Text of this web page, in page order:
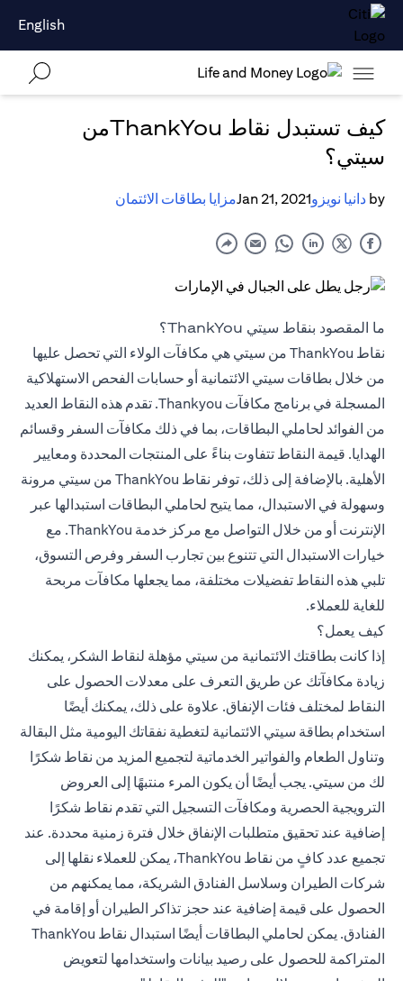
English
كيف تستبدل نقاط ThankYouمن
سيتي؟
by دانيا نويزوJan 21, 2021مزايا بطاقات الائتمان
ما المقصود بنقاط سيتي ThankYou؟
نقاط ThankYou من سيتي هي مكافآت الولاء التي تحصل عليها
من خلال بطاقات سيتي الائتمانية أو حسابات الفحص الاستهلاكية
المسجلة في برنامج مكافآت Thankyou. تقدم هذه النقاط العديد
من الفوائد لحاملي البطاقات، بما في ذلك مكافآت السفر وقسائم
الهدايا. قيمة النقاط تتفاوت بناءً على المنتجات المحددة ومعايير
الأهلية. بالإضافة إلى ذلك، توفر نقاط ThankYou من سيتي مرونة
وسهولة في الاستبدال، مما يتيح لحاملي البطاقات استبدالها عبر
الإنترنت أو من خلال التواصل مع مركز خدمة ThankYou. مع
خيارات الاستبدال التي تتنوع بين تجارب السفر وفرص التسوق،
تلبي هذه النقاط تفضيلات مختلفة، مما يجعلها مكافآت مربحة
للغاية للعملاء.
كيف يعمل؟
إذا كانت بطاقتك الائتمانية من سيتي مؤهلة لنقاط الشكر، يمكنك
زيادة مكافآتك عن طريق التعرف على معدلات الحصول على
النقاط لمختلف فئات الإنفاق. علاوة على ذلك، يمكنك أيضًا
استخدام بطاقة سيتي الائتمانية لتغطية نفقاتك اليومية مثل البقالة
وتناول الطعام والفواتير الخدماتية لتجميع المزيد من نقاط شكرًا
لك من سيتي. يجب أيضًا أن يكون المرء منتبهًا إلى العروض
الترويجية الحصرية ومكافآت التسجيل التي تقدم نقاط شكرًا
إضافية عند تحقيق متطلبات الإنفاق خلال فترة زمنية محددة. عند
تجميع عدد كافٍ من نقاط ThankYou، يمكن للعملاء نقلها إلى
شركات الطيران وسلاسل الفنادق الشريكة، مما يمكنهم من
الحصول على قيمة إضافية عند حجز تذاكر الطيران أو إقامة في
الفنادق. يمكن لحاملي البطاقات أيضًا استبدال نقاط ThankYou
المتراكمة للحصول على رصيد بيانات واستخدامها لتعويض